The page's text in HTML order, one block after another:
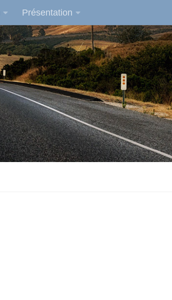
Présentation